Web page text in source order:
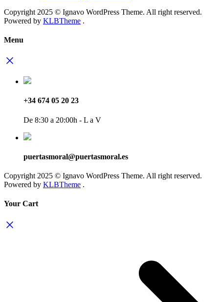
Copyright 2025 © Ignavo WordPress Theme. All right reserved.
Powered by KLBTheme .
Menu
+34 674 05 20 23
De 8:30 a 20:00h - L a V
puertasmoral@puertasmoral.es
Copyright 2025 © Ignavo WordPress Theme. All right reserved.
Powered by KLBTheme .
Your Cart